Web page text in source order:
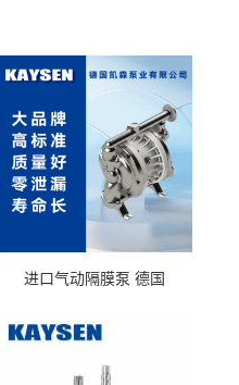
进口气动隔膜泵 德国
输送